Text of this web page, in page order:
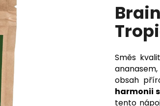
produktu
je
0,0
hvězdiček.
Směs
obsah
harmonii
tento
MAGTEIN®, HOŘČÍK L-